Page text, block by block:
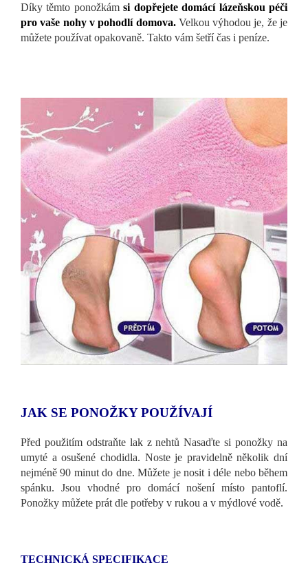
Díky těmto ponožkámsi dopřejete domácí lázeňskou péči
pro vaše nohy v pohodlí domova.Velkou výhodou je, že je
můžete používat opakovaně. Takto vám šetří čas i peníze.
JAK SE PONOŽKY POUŽÍVAJÍ
Před použitím odstraňte lak z nehtů Nasaďte si ponožky na
umyté a osušené chodidla. Noste je pravidelně několik dní
nejméně 90 minut do dne. Můžete je nosit i déle nebo během
spánku. Jsou vhodné pro domácí nošení místo pantoflí.
Ponožky můžete prát dle potřeby v rukou a v mýdlové vodě.
TECHNICKÁ SPECIFIKACE